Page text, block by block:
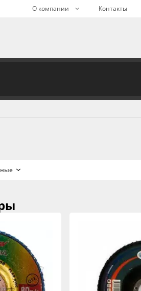
О компании Контакты